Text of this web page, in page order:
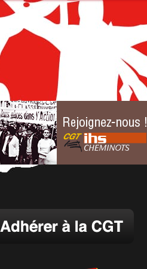
MAJEUR !
EMPLOI AU STATUT C’EST
JEUNES CHEMINOT(E)S
LE SERVICE PUBLIC.
JEUNES CHEMINOT(E)S
LE SERVICE PUBLIC